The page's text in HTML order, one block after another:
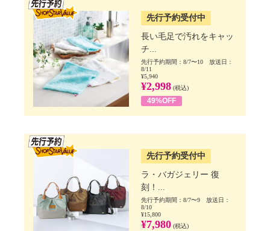
先行予約受付中
長い毛足で汚れをキャッ
チ...
先行予約期間：8/7〜10 放送日：
8/11
¥5,940
¥2,998 (税込)
49%OFF
先行予約受付中
ラ・バガジェリー 復
刻！...
先行予約期間：8/7〜9 放送日：
8/10
¥15,800
¥7,980 (税込)